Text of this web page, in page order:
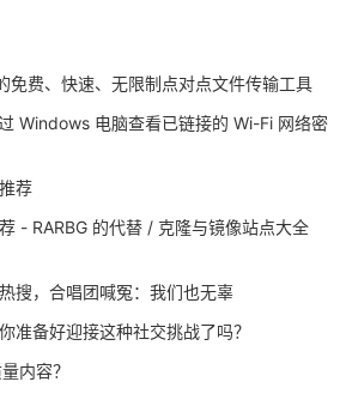
免费、快速、无限制点对点文件传输工具
Windows 电脑查看已链接的 Wi-Fi 网络密
荐
- RARBG 的代替 / 克隆与镜像站点大全
搜，合唱团喊冤：我们也无辜
准备好迎接这种社交挑战了吗？
内容？